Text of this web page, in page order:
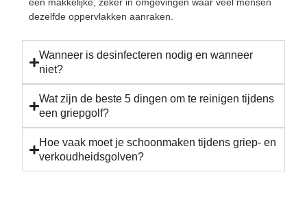
dezelfde oppervlakken aanraken.
Wanneer is desinfecteren nodig en wanneer
niet?
Wat zijn de beste 5 dingen om te reinigen tijdens
een griepgolf?
Hoe vaak moet je schoonmaken tijdens griep- en
verkoudheidsgolven?